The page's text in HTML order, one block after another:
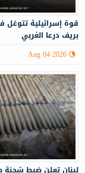
قوة إسرائيلية تتوغل
بريف درعا الغربي
Aug 04 2026
لبنان تعلن ضبط شحنة